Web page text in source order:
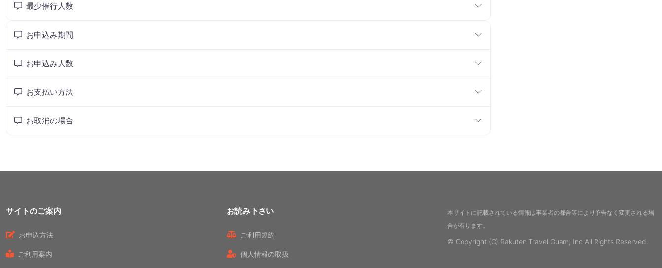
最少催行人数
お申込み期間
お申込み人数
お支払い方法
お取消の場合
サイトのご案内
お申込方法
ご利用案内
お読み下さい
ご利用規約
個人情報の取扱
本サイトに記載されている情報は事業者の都合等により予告なく変更される場
合が有ります。
© Copyright (C) Rakuten Travel Guam, Inc All Rights Reserved.